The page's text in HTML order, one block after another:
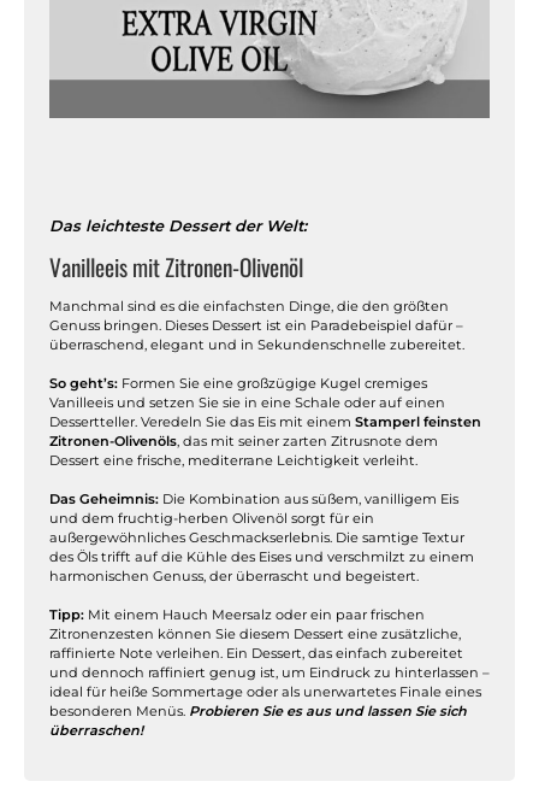
Das leichteste Dessert der Welt:
Vanilleeis mit Zitronen-Olivenöl
Manchmal sind es die einfachsten Dinge, die den größten
Genuss bringen. Dieses Dessert ist ein Paradebeispiel dafür –
überraschend, elegant und in Sekundenschnelle zubereitet.
So geht’s: Formen Sie eine großzügige Kugel cremiges
Vanilleeis und setzen Sie sie in eine Schale oder auf einen
Dessertteller. Veredeln Sie das Eis mit einem Stamperl feinsten
Zitronen-Olivenöls , das mit seiner zarten Zitrusnote dem
Dessert eine frische, mediterrane Leichtigkeit verleiht.
Das Geheimnis: Die Kombination aus süßem, vanilligem Eis
und dem fruchtig-herben Olivenöl sorgt für ein
außergewöhnliches Geschmackserlebnis. Die samtige Textur
des Öls trifft auf die Kühle des Eises und verschmilzt zu einem
harmonischen Genuss, der überrascht und begeistert.
Tipp: Mit einem Hauch Meersalz oder ein paar frischen
Zitronenzesten können Sie diesem Dessert eine zusätzliche,
raffinierte Note verleihen. Ein Dessert, das einfach zubereitet
und dennoch raffiniert genug ist, um Eindruck zu hinterlassen –
ideal für heiße Sommertage oder als unerwartetes Finale eines
besonderen Menüs. Probieren Sie es aus und lassen Sie sich
überraschen!